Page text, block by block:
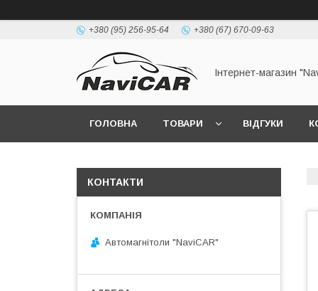
+380 (95) 256-95-64 +380 (67) 670-09-63
Інтернет-магазин
ГОЛОВНА ТОВАРИ ВІДГУКИ
КОНТАКТИ
Автомагнітоли "NaviCAR"